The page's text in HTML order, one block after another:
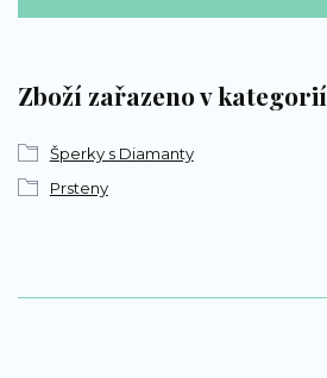
Zboží zařazeno v
Šperky s Diamanty
Prsteny